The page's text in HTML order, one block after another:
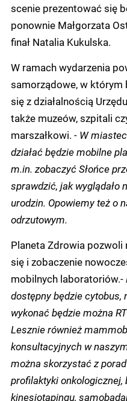
scenie prezentować się
ponownie Małgorzata
finał Natalia Kukulska.
W ramach wydarzenia
samorządowe, w którym
się z działalnością
także muzeów, szpitali
marszałkowi. - W
działać będzie mobilne
m.in. zobaczyć Słońce
sprawdzić, jak wyglądało
urodzin. Opowiemy też o
odrzutowym.
Planeta Zdrowia pozwoli
się i zobaczenie
mobilnych laboratoriów.-
dostępny będzie cytobus,
wykonać będzie można
Lesznie również
konsultacyjnych w
można skorzystać z
profilaktyki onkologicznej,
kinesiotapingu,